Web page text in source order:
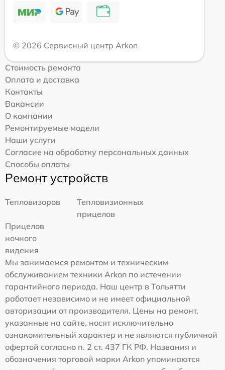
© 2026 Сервисный центр Arkon
Стоимость ремонта
Оплата и доставка
Контакты
Вакансии
О компании
Ремонтируемые модели
Наши услуги
Согласие на обработку персональных данных
Способы оплаты
Ремонт устройств
Тепловизоров
Тепловизионных
прицелов
Прицелов
ночного
видения
Мы занимаемся ремонтом и техническим
обслуживанием техники Arkon по истечении
гарантийного периода. Наш центр в Тольятти
работает независимо и не имеет официальной
авторизации от производителя. Цены на ремонт,
указанные на сайте, носят исключительно
ознакомительный характер и не являются публичной
офертой согласно п. 2 ст. 437 ГК РФ. Названия и
обозначения торговой марки Arkon упоминаются